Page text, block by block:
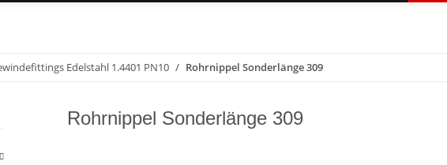
Edelstahl 1.4401 PN10 Rohrnippel Sonderlänge 309
Rohrnippel Sonderlänge 309